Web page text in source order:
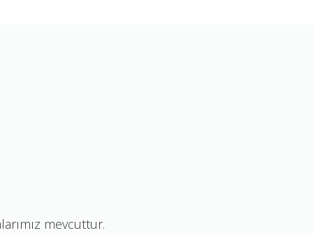
mevcuttur.